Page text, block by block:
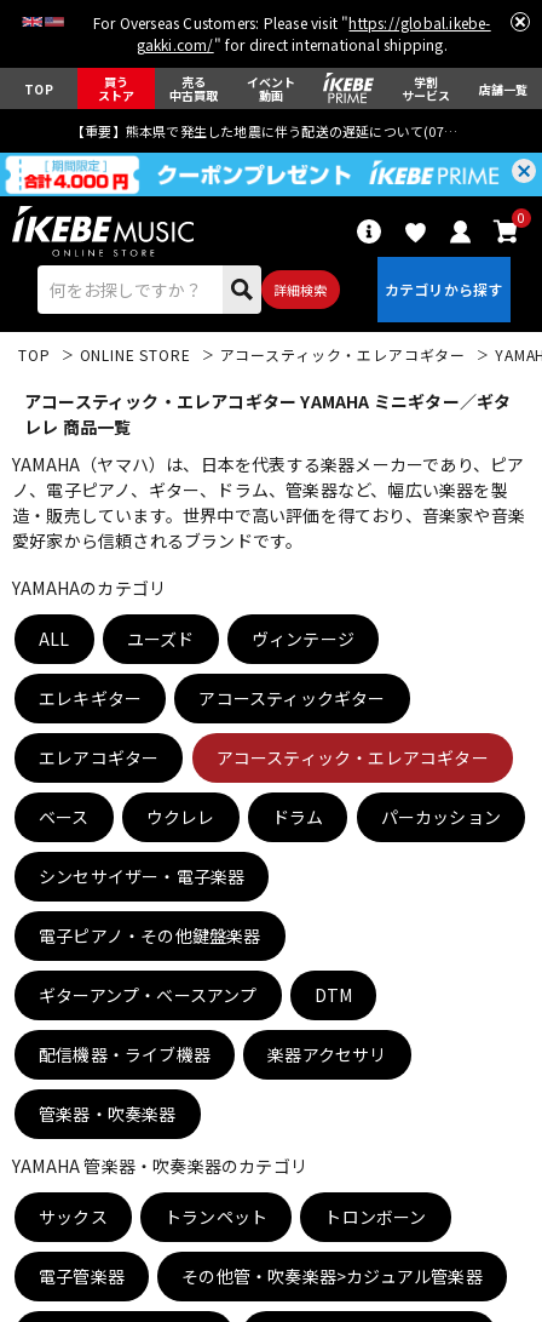
For Overseas Customers: Please visit "https://global.ikebe-
gakki.com/" for direct international shipping.
TOP 買う
ストア
売る
中古買取
イベント
動画
学割
サービス 店舗一覧
【重要】熊本県で発生した地震に伴う配送の遅延について(07月29日
詳細検索
0
エレキギター アコギ/エレアコ
ベース
ドラム パーカッション
キーボード 電子ピアノ
管楽器 その他楽器
アンプ
DTM
DTM オンライン納品
配信/ライブ機器 楽器アクセサリ
中古 ヴィンテージ
TOP ONLINE STORE アコースティック・エレアコギター
アコースティック・エレアコギター YAMAHA ミニギター／ギタ
レレ 商品一覧
YAMAHA（ヤマハ）は、日本を代表する楽器メーカーであり、ピア
ノ、電子ピアノ、ギター、ドラム、管楽器など、幅広い楽器を製
造・販売しています。世界中で高い評価を得ており、音楽家や音楽
愛好家から信頼されるブランドです。
YAMAHAのカテゴリ
ALL ユーズド ヴィンテージ
エレキギター アコースティックギター
エレアコギター アコースティック・エレアコギター
ベース ウクレレ ドラム パーカッション
シンセサイザー・電子楽器
電子ピアノ・その他鍵盤楽器
ギターアンプ・ベースアンプ DTM
配信機器・ライブ機器 楽器アクセサリ
管楽器・吹奏楽器
YAMAHA 管楽器・吹奏楽器のカテゴリ
サックス トランペット トロンボーン
電子管楽器 その他管・吹奏楽器>カジュアル管楽器